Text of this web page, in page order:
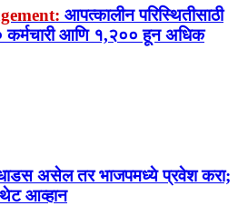
आपत्कालीन परिस्थितीसाठी
कर्मचारी आणि १,२०० हून अधिक
असेल तर भाजपमध्ये प्रवेश करा;
थेट आव्हान